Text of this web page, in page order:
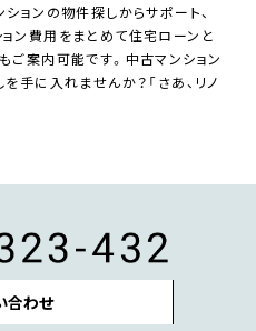
ョンの物件探しからサポート、
ン費用をまとめて住宅ローンと
ご案内可能です。中古マンション
手に入れませんか？「さあ、リノ
合わせ